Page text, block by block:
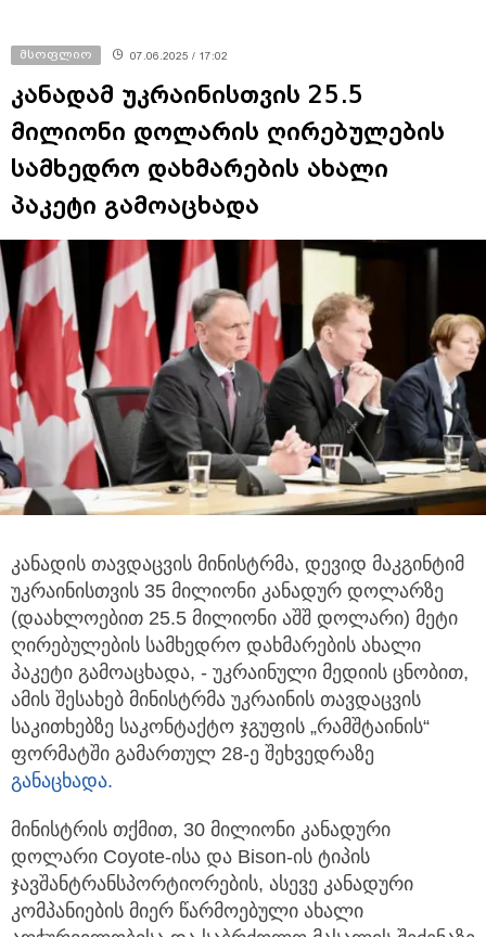
მსოფლიო 07.06.2025 / 17:02
კანადამ უკრაინისთვის 25.5
მილიონი დოლარის ღირებულების
სამხედრო დახმარების ახალი
პაკეტი გამოაცხადა
კანადის თავდაცვის მინისტრმა, დევიდ მაკგინტიმ
უკრაინისთვის 35 მილიონი კანადურ დოლარზე
(დაახლოებით 25.5 მილიონი აშშ დოლარი) მეტი
ღირებულების სამხედრო დახმარების ახალი
პაკეტი გამოაცხადა, - უკრაინული მედიის ცნობით,
ამის შესახებ მინისტრმა უკრაინის თავდაცვის
საკითხებზე საკონტაქტო ჯგუფის „რამშტაინის“
ფორმატში გამართულ 28-ე შეხვედრაზე
განაცხადა.
მინისტრის თქმით, 30 მილიონი კანადური
დოლარი Coyote-ისა და Bison-ის ტიპის
ჯავშანტრანსპორტიორების, ასევე კანადური
კომპანიების მიერ წარმოებული ახალი